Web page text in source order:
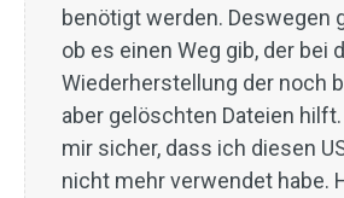
benötigt werden. Deswegen
ob es einen Weg gib, der bei
Wiederherstellung der noch
aber gelöschten Dateien
mir sicher, dass ich diesen
nicht mehr verwendet habe.